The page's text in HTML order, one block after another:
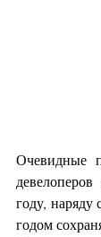
Очевидные
году,
годом